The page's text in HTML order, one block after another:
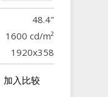
48.4"
1600 cd/m²
1920x358
加入比较